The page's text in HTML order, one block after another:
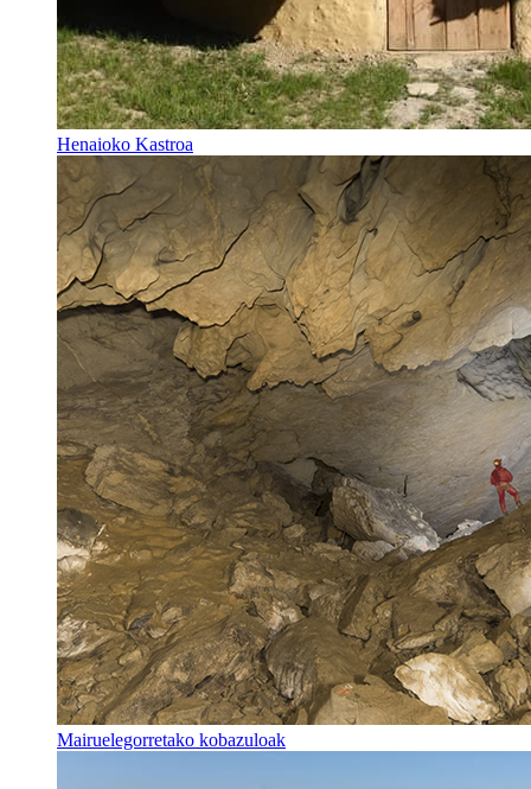
Henaioko Kastroa
Mairuelegorretako kobazuloak